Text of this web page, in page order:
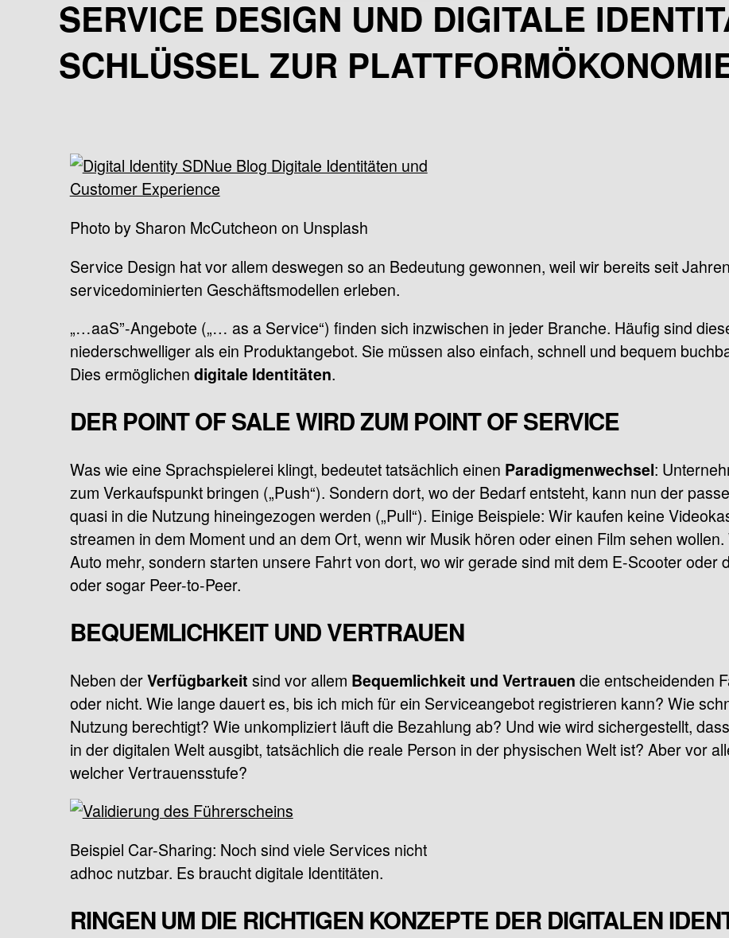
SERVICE DESIGN UND DIGITALE
SCHLÜSSEL ZUR
Photo by Sharon McCutcheon on Unsplash
Service Design hat vor allem deswegen so an Bedeutung gewonnen, weil wir bereits seit
servicedominierten Geschäftsmodellen erleben.
„…aaS”-Angebote („… as a Service“) finden sich inzwischen in jeder Branche. Häufig sind
niederschwelliger als ein Produktangebot. Sie müssen also einfach, schnell und bequem
Dies ermöglichen digitale Identitäten.
DER POINT OF SALE WIRD ZUM POINT OF SERVICE
Was wie eine Sprachspielerei klingt, bedeutet tatsächlich einen Paradigmenwechsel:
zum Verkaufspunkt bringen („Push“). Sondern dort, wo der Bedarf entsteht, kann nun der
quasi in die Nutzung hineingezogen werden („Pull“). Einige Beispiele: Wir kaufen keine
streamen in dem Moment und an dem Ort, wenn wir Musik hören oder einen Film sehen
Auto mehr, sondern starten unsere Fahrt von dort, wo wir gerade sind mit dem E-Scooter oder
oder sogar Peer-to-Peer.
BEQUEMLICHKEIT UND VERTRAUEN
Neben derVerfügbarkeit sind vor allem Bequemlichkeit und Vertrauen die entscheidenden
oder nicht. Wie lange dauert es, bis ich mich für ein Serviceangebot registrieren kann? Wie
Nutzung berechtigt? Wie unkompliziert läuft die Bezahlung ab? Und wie wird sichergestellt,
in der digitalen Welt ausgibt, tatsächlich die reale Person in der physischen Welt ist? Aber vor
welcher Vertrauensstufe?
Beispiel Car-Sharing: Noch sind viele Services nicht
adhoc nutzbar. Es braucht digitale Identitäten.
RINGEN UM DIE RICHTIGEN KONZEPTE DER DIGITALEN